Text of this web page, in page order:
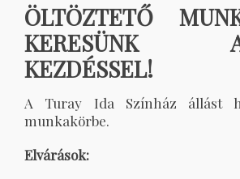
ÖLTÖZTETŐ
KERESÜNK
KEZDÉSSEL!
A Turay Ida Színház állást
munkakörbe.
Elvárások: